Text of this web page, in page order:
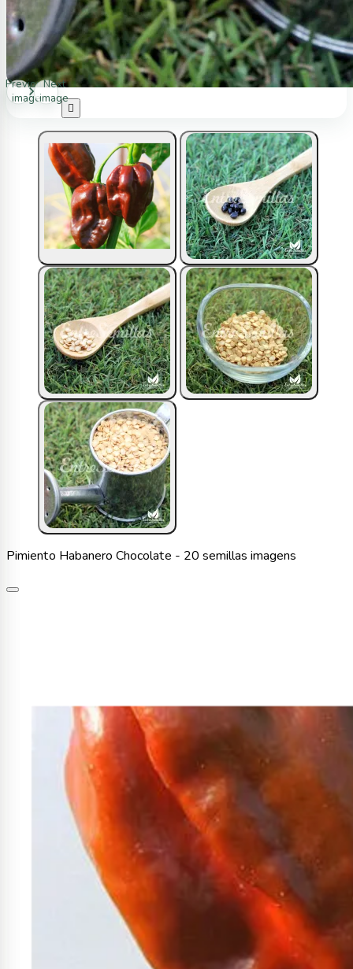
Previous
image
Next
image

Pimiento Habanero Chocolate - 20 semillas imagens